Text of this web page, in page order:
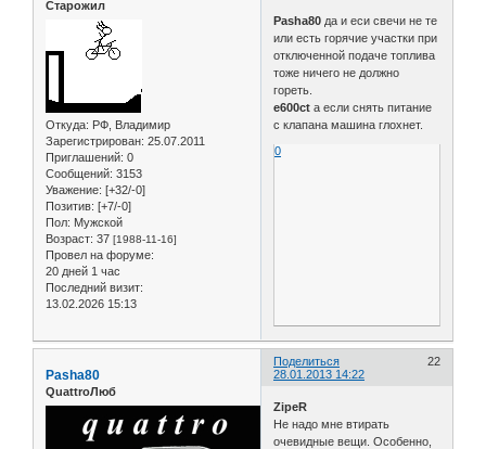
Старожил
Откуда: РФ, Владимир
Зарегистрирован: 25.07.2011
Приглашений: 0
Сообщений: 3153
Уважение: [+32/-0]
Позитив: [+7/-0]
Пол: Мужской
Возраст: 37 [1988-11-16]
Провел на форуме:
20 дней 1 час
Последний визит:
13.02.2026 15:13
Pasha80 да и еси свечи не те
или есть горячие участки при
отключенной подаче топлива
тоже ничего не должно
гореть.
e600ct а если снять питание
с клапана машина глохнет.
0
Поделиться
22
28.01.2013 14:22
Pasha80
QuattroЛюб
ZipeR
Не надо мне втирать
очевидные вещи. Особенно,